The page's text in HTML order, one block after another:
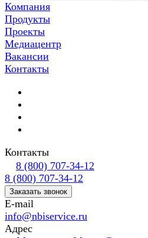
Компания
Продукты
Проекты
Медиацентр
Вакансии
Контакты
Контакты
8 (800) 707-34-12
8 (800) 707-34-12
Заказать звонок
E-mail
info@nbiservice.ru
Адрес